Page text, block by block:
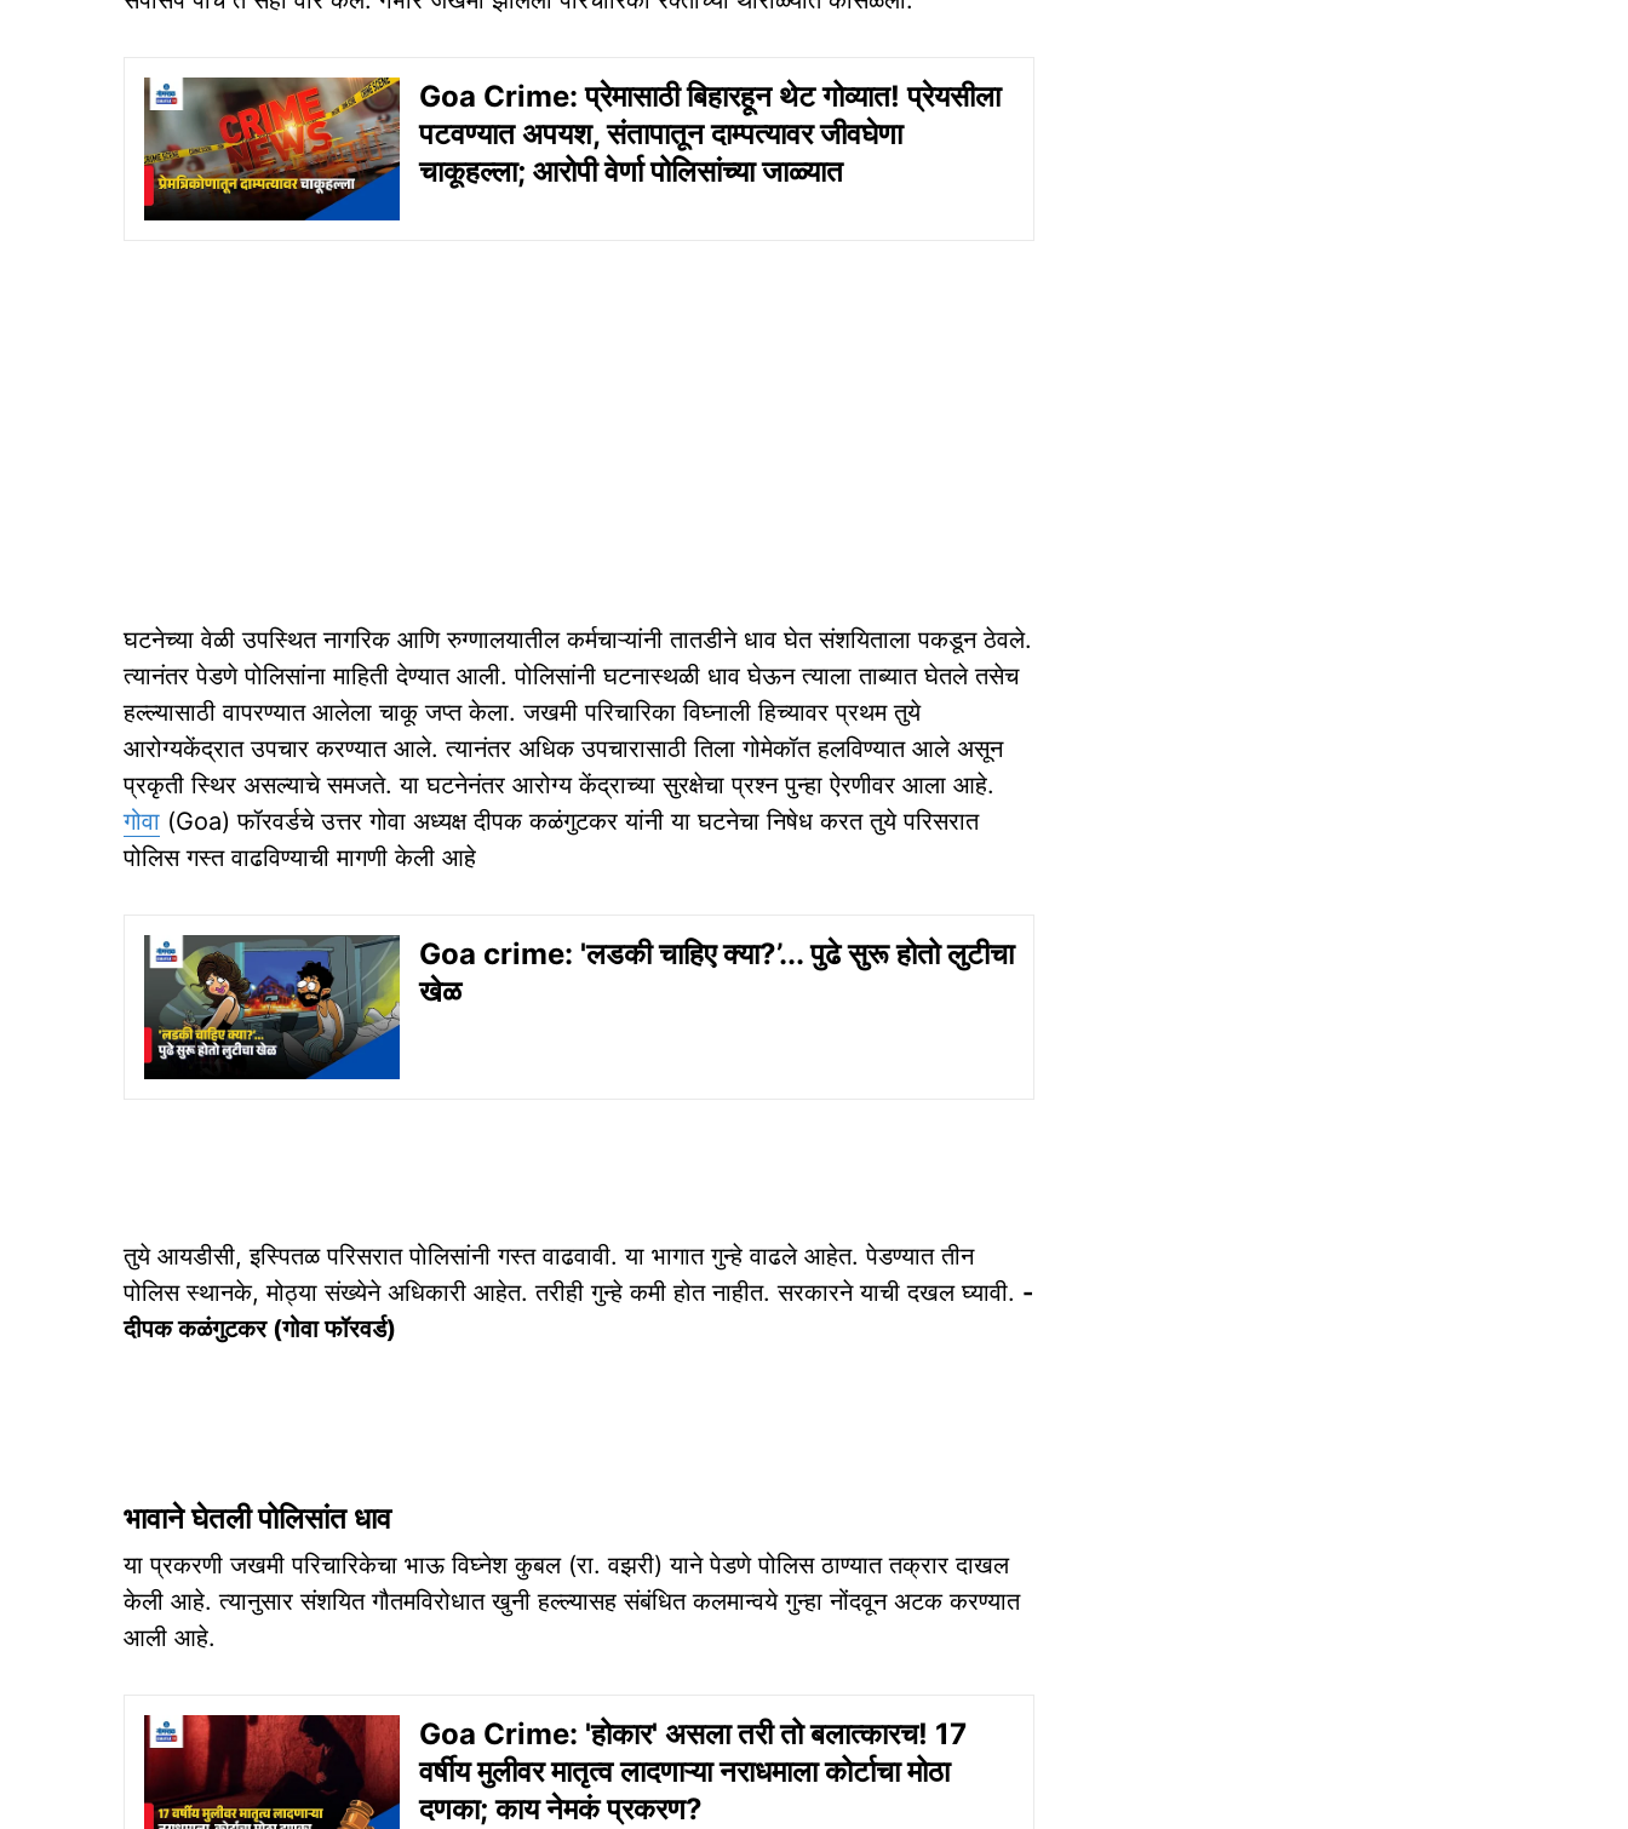
Goa Crime: प्रेमासाठी बिहारहून थेट गोव्यात! प्रेयसीला
पटवण्यात अपयश, संतापातून दाम्पत्यावर जीवघेणा
चाकूहल्ला; आरोपी वेर्णा पोलिसांच्या जाळ्यात
घटनेच्या वेळी उपस्थित नागरिक आणि रुग्णालयातील कर्मचाऱ्यांनी तातडीने धाव घेत संशयिताला पकडून ठेवले.
त्यानंतर पेडणे पोलिसांना माहिती देण्यात आली. पोलिसांनी घटनास्थळी धाव घेऊन त्‍याला ताब्यात घेतले तसेच
हल्ल्यासाठी वापरण्यात आलेला चाकू जप्त केला. जखमी परिचारिका विघ्नाली हिच्‍यावर प्रथम तुये
आरोग्यकेंद्रात उपचार करण्यात आले. त्यानंतर अधिक उपचारासाठी तिला गोमेकॉत हलविण्यात आले असून
प्रकृती स्थिर असल्याचे समजते. या घटनेनंतर आरोग्य केंद्राच्या सुरक्षेचा प्रश्न पुन्हा ऐरणीवर आला आहे.
गोवा (Goa) फॉरवर्डचे उत्तर गोवा अध्यक्ष दीपक कळंगुटकर यांनी या घटनेचा निषेध करत तुये परिसरात
पोलिस गस्त वाढविण्याची मागणी केली आहे
Goa crime: 'लडकी चाहिए क्या?’... पुढे सुरू होतो लुटीचा
खेळ
तुये आयडीसी, इस्‍पितळ परिसरात पोलिसांनी गस्‍त वाढवावी. या भागात गुन्‍हे वाढले आहेत. पेडण्‍यात तीन
पोलिस स्‍थानके, मोठ्या संख्‍येने अधिकारी आहेत. तरीही गुन्‍हे कमी होत नाहीत. सरकारने याची दखल घ्‍यावी. -
दीपक कळंगुटकर (गोवा फॉरवर्ड)
भावाने घेतली पोलिसांत धाव
या प्रकरणी जखमी परिचारिकेचा भाऊ विघ्नेश कुबल (रा. वझरी) याने पेडणे पोलिस ठाण्यात तक्रार दाखल
केली आहे. त्यानुसार संशयित गौतमविरोधात खुनी हल्ल्यासह संबंधित कलमान्वये गुन्हा नोंदवून अटक करण्यात
आली आहे.
Goa Crime: 'होकार' असला तरी तो बलात्कारच! 17
वर्षीय मुलीवर मातृत्व लादणाऱ्या नराधमाला कोर्टाचा मोठा
दणका; काय नेमकं प्रकरण?